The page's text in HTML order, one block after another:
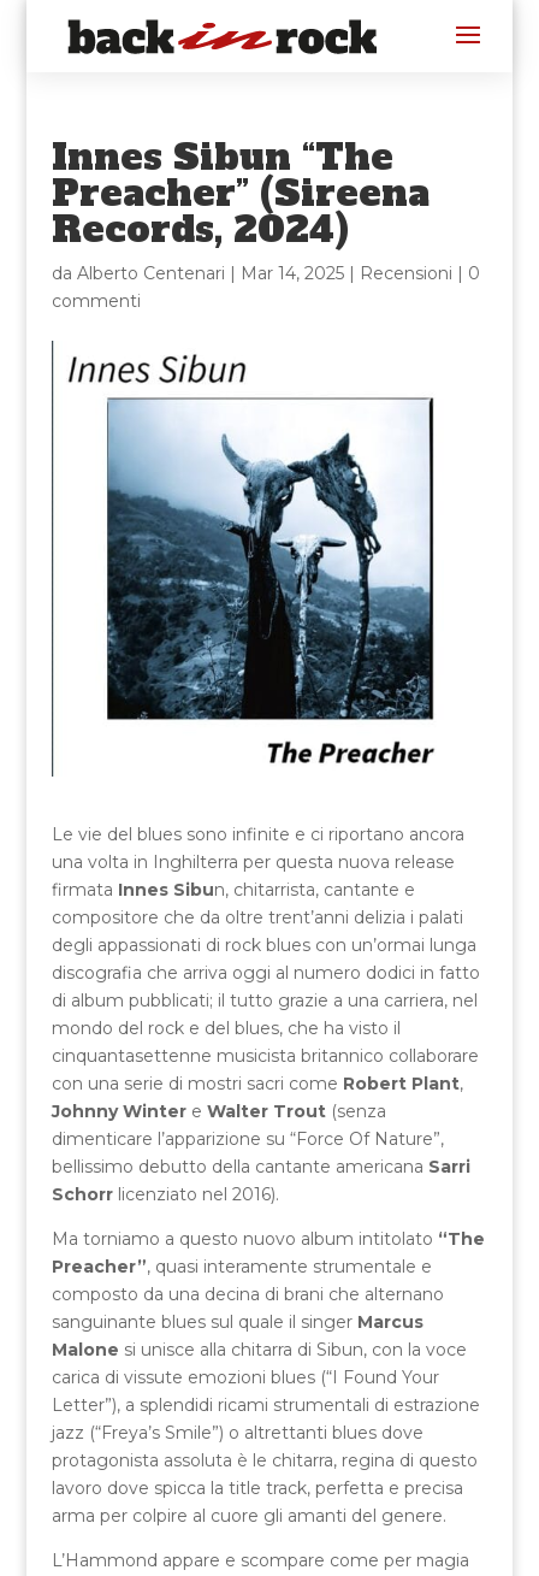
Innes Sibun “The
Preacher” (Sireena
Records, 2024)
da Alberto Centenari | Mar 14, 2025| Recensioni | 0
commenti
Le vie del blues sono infinite e ci riportano ancora
una volta in Inghilterra per questa nuova release
firmata Innes Sibun, chitarrista, cantante e
compositore che da oltre trent’anni delizia i palati
degli appassionati di rock blues con un’ormai lunga
discografia che arriva oggi al numero dodici in fatto
di album pubblicati; il tutto grazie a una carriera, nel
mondo del rock e del blues, che ha visto il
cinquantasettenne musicista britannico collaborare
con una serie di mostri sacri come Robert Plant,
Johnny Wintere Walter Trout(senza
dimenticare l’apparizione su “Force Of Nature”,
bellissimo debutto della cantante americana Sarri
Schorrlicenziato nel 2016).
Ma torniamo a questo nuovo album intitolato “The
Preacher”, quasi interamente strumentale e
composto da una decina di brani che alternano
sanguinante blues sul quale il singer Marcus
Malone si unisce alla chitarra di Sibun, con la voce
carica di vissute emozioni blues (“I Found Your
Letter”), a splendidi ricami strumentali di estrazione
jazz (“Freya’s Smile”) o altrettanti blues dove
protagonista assoluta è le chitarra, regina di questo
lavoro dove spicca la title track, perfetta e precisa
arma per colpire al cuore gli amanti del genere.
L’Hammond appare e scompare come per magia